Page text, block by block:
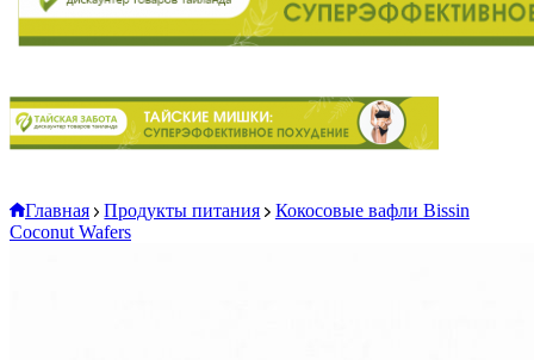
Главная Продукты питания
Кокосовые вафли Bissin
Coconut Wafers